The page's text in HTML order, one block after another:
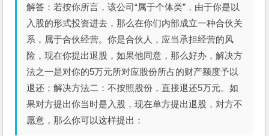
解答：若按你所言，该公司“属于个体类”，由于你是以
入股的形式投资进去，那么在你们内部成立一种合伙关
系，属于合伙经营。你是合伙人，应当承担经营的风
险，现在你提出退股，如果他同意，那么好办，解决方
法之一是对你的5万元所对应股份所占的财产额度予以
退还；解决方法二：不按照股份，直接退还5万元。如
果对方提出你当时是入股，现在单方提出退股，对方不
愿意，那么你可以这样提出：